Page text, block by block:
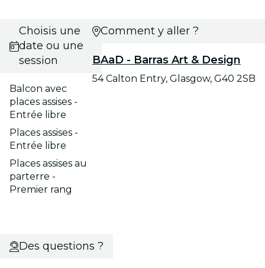
Choisis une
date ou une
session
Balcon avec
places assises -
Entrée libre
Places assises -
Entrée libre
Places assises au
parterre -
Premier rang
Comment y aller ?
BAaD - Barras Art & Design
54 Calton Entry, Glasgow, G40 2SB
Des questions ?